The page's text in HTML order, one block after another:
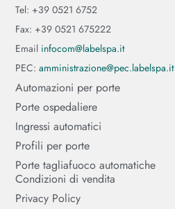
Tel: +39 0521 6752
Fax: +39 0521 675222
Email infocom@labelspa.it
PEC:amministrazione@pec.labelspa.it
Automazioni per porte
Porte ospedaliere
Ingressi automatici
Profili per porte
Porte tagliafuoco automatiche
Condizioni di vendita
Privacy Policy